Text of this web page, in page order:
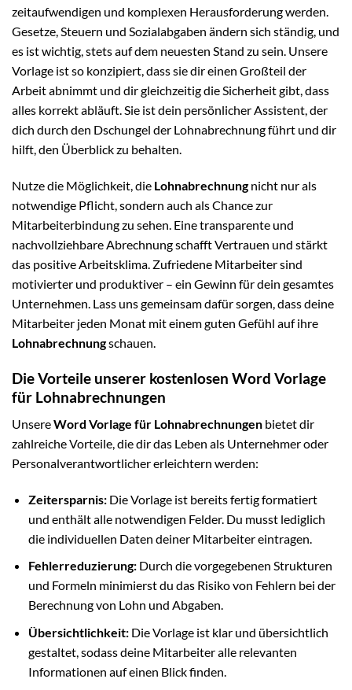
zeitaufwendigen und komplexen Herausforderung werden.
Gesetze, Steuern und Sozialabgaben ändern sich ständig, und
es ist wichtig, stets auf dem neuesten Stand zu sein. Unsere
Vorlage ist so konzipiert, dass sie dir einen Großteil der
Arbeit abnimmt und dir gleichzeitig die Sicherheit gibt, dass
alles korrekt abläuft. Sie ist dein persönlicher Assistent, der
dich durch den Dschungel der Lohnabrechnung führt und dir
hilft, den Überblick zu behalten.
Nutze die Möglichkeit, die Lohnabrechnungnicht nur als
notwendige Pflicht, sondern auch als Chance zur
Mitarbeiterbindung zu sehen. Eine transparente und
nachvollziehbare Abrechnung schafft Vertrauen und stärkt
das positive Arbeitsklima. Zufriedene Mitarbeiter sind
motivierter und produktiver – ein Gewinn für dein gesamtes
Unternehmen. Lass uns gemeinsam dafür sorgen, dass deine
Mitarbeiter jeden Monat mit einem guten Gefühl auf ihre
Lohnabrechnungschauen.
Die Vorteile unserer kostenlosen Word Vorlage
für Lohnabrechnungen
UnsereWord Vorlage für Lohnabrechnungen bietet dir
zahlreiche Vorteile, die dir das Leben als Unternehmer oder
Personalverantwortlicher erleichtern werden:
Zeitersparnis:Die Vorlage ist bereits fertig formatiert
und enthält alle notwendigen Felder. Du musst lediglich
die individuellen Daten deiner Mitarbeiter eintragen.
Fehlerreduzierung:Durch die vorgegebenen Strukturen
und Formeln minimierst du das Risiko von Fehlern bei der
Berechnung von Lohn und Abgaben.
Übersichtlichkeit:Die Vorlage ist klar und übersichtlich
gestaltet, sodass deine Mitarbeiter alle relevanten
Informationen auf einen Blick finden.